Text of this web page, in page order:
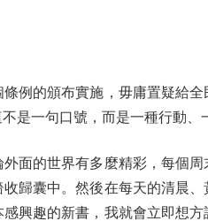
的頒布實施，毋庸置疑給全
是一句口號，而是一種行動、
的世界有多麼精彩，每個周
歸囊中。然後在每天的清晨、
興趣的新書，我就會立即想